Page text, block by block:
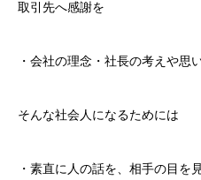
取引先へ感謝を
・会社の理念・社長の考えや思
そんな社会人になるためには
・素直に人の話を、相手の目を